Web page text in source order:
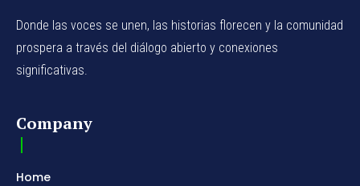
Donde las voces se unen, las historias florecen y la comunidad
prospera a través del diálogo abierto y conexiones
significativas.
Company
Home